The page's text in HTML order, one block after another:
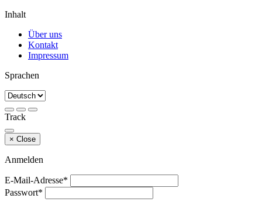
Inhalt
Über uns
Kontakt
Impressum
Sprachen
Track
× Close
Anmelden
E-Mail-Adresse*
Passwort*